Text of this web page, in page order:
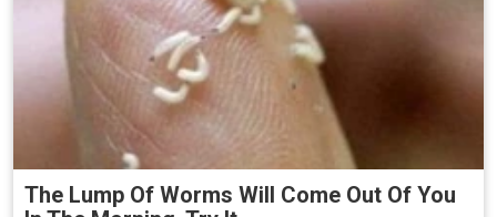
The Lump Of Worms Will Come Out Of You